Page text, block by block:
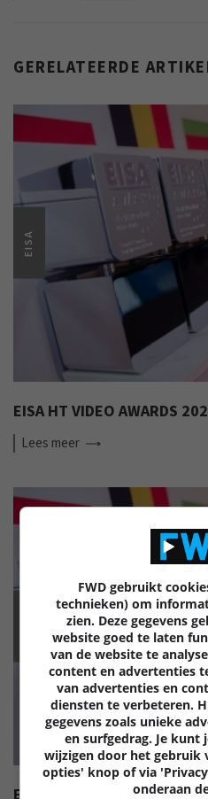
GERELATEERDE
EISA
EISA HT VIDEO AWARDS
Lees meer
FWD gebruikt
technieken) om
zien. Deze gegevens
website goed te laten
van de website te
content en advertenties
van advertenties en
diensten te verbeteren.
gegevens zoals unieke
en surfgedrag. Je kunt
wijzigen door het gebruik
opties' knop of via
onderaan